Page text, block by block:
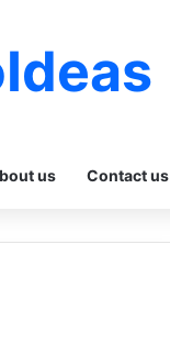
us Contact us